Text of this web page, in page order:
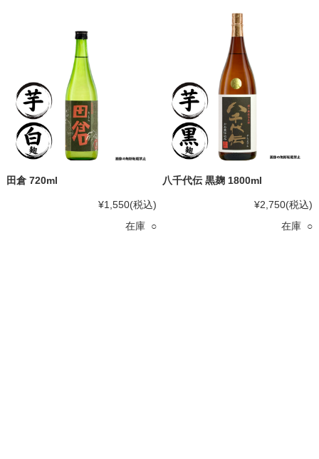
田倉 720ml
¥1,550(税込)
在庫 ○
八千代伝 黒麹 1800ml
¥2,750(税込)
在庫 ○